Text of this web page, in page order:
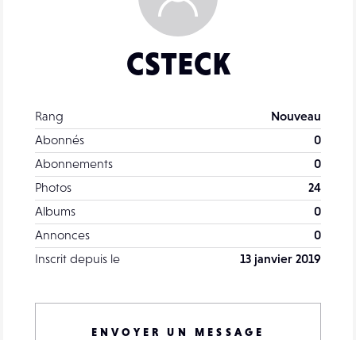
CSTECK
Rang
Nouveau
Abonnés
0
Abonnements
0
Photos
24
Albums
0
Annonces
0
Inscrit depuis le
13 janvier 2019
ENVOYER UN MESSAGE